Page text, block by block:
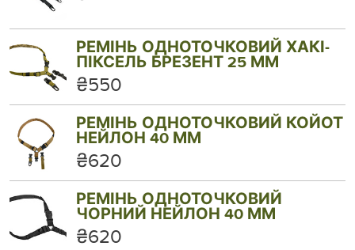
РЕМІНЬ ОДНОТОЧКОВИЙ ХАКІ-
ПІКСЕЛЬ БРЕЗЕНТ 25 ММ
₴550
РЕМІНЬ ОДНОТОЧКОВИЙ КОЙОТ
НЕЙЛОН 40 ММ
₴620
РЕМІНЬ ОДНОТОЧКОВИЙ
ЧОРНИЙ НЕЙЛОН 40 ММ
₴620